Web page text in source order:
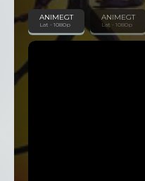
Temporada
114 Episodios
ANIMEGT
Lat - 1080p
ANIMEGT
Lat - 1080p